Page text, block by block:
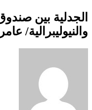
الجدلية بين
والنيوليبرالية/